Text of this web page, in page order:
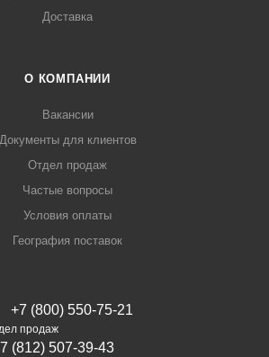
Доставка
О КОМПАНИИ
Вакансии
Документы для клиентов
Отдел продаж
Частые вопросы
Условия оплаты
География поставок
+7 (800) 550-75-21
продаж
(812) 507-39-43